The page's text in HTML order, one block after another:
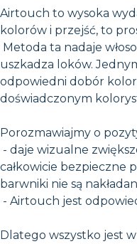
Airtouch to wysoka
kolorów i przejść, to
Metoda ta nadaje
uszkadza loków.
odpowiedni dobór
doświadczonym
Porozmawiajmy o
- daje wizualne
całkowicie bezpieczne
barwniki nie są
- Airtouch jest
Dlatego wszystko jest